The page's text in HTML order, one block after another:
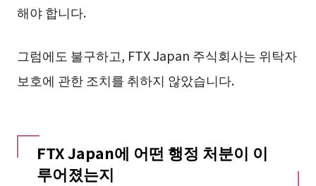
해야 합니다.
그럼에도 불구하고, FTX Japan 주식회사는 위탁자
보호에 관한 조치를 취하지 않았습니다.
FTX Japan에 어떤 행정 처분이 이
루어졌는지